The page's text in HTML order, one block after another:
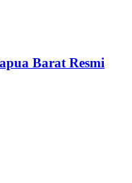
Barat Resmi